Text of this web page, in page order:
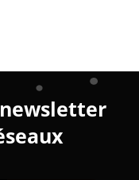
newsletter